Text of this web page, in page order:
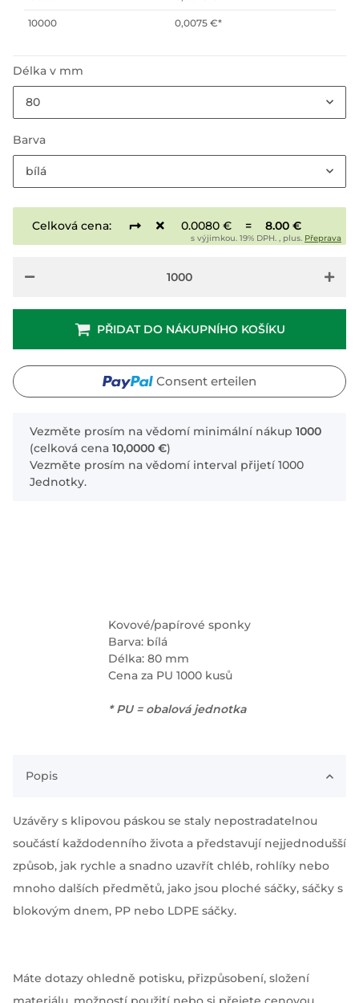
Kovové/papírové sponky
Barva: bílá
Délka: 80 mm
Cena za PU 1000 kusů
* PU = obalová jednotka
10000 0,0075 €*
Délka v mm
80
Barva
bílá
Celková cena: 0.0080 € = 8.00 €
s výjimkou. 19% DPH. , plus. Přeprava
PŘIDAT DO NÁKUPNÍHO KOŠÍKU
Consent erteilen
x
Vezměte prosím na vědomí minimální nákup 1000
(celková cena 10,0000 €)
Vezměte prosím na vědomí interval přijetí 1000
Jednotky.
Popis
Uzávěry s klipovou páskou se staly nepostradatelnou
součástí každodenního života a představují nejjednodušší
způsob, jak rychle a snadno uzavřít chléb, rohlíky nebo
mnoho dalších předmětů, jako jsou ploché sáčky, sáčky s
blokovým dnem, PP nebo LDPE sáčky.
Máte dotazy ohledně potisku, přizpůsobení, složení